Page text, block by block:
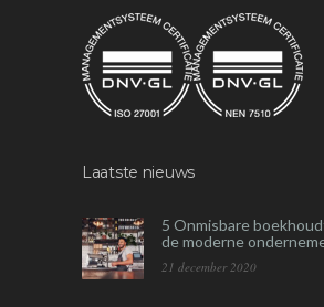
Laatste nieuws
5 Onmisbare
de moderne
21 december 2020